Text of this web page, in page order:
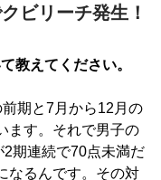
ビリーチ発生！
教えてください。
期と7月から12月の
ます。それで男子の
期連続で70点未満だ
なるんです。その対